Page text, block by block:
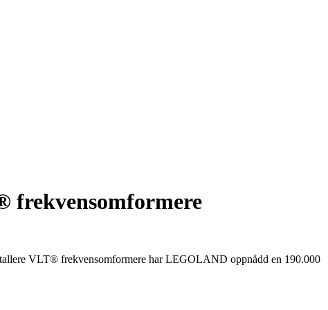
frekvensomformere
VLT® frekvensomformere har LEGOLAND oppnådd en 190.000